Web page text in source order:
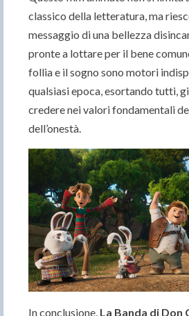
classico della letteratura, ma
messaggio di una bellezza
pronte a lottare per il bene
follia e il sogno sono motori
qualsiasi epoca, esortando tutti,
credere nei valori fondamentali
dell’onestà.
In conclusione, La Banda di Don